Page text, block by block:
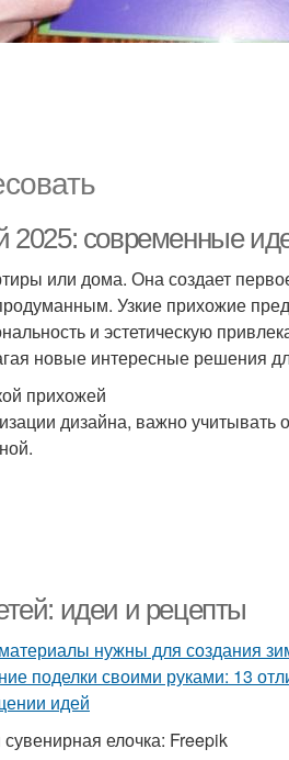
2025: современные
или дома. Она создает
Узкие прихожие
и эстетическую
новые интересные решения
прихожей
дизайна, важно
идеи и рецепты
елочка: Freepik